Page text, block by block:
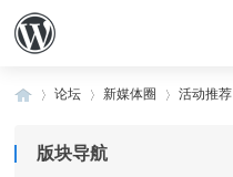
论坛 新媒体圈 活动推荐
版块导航